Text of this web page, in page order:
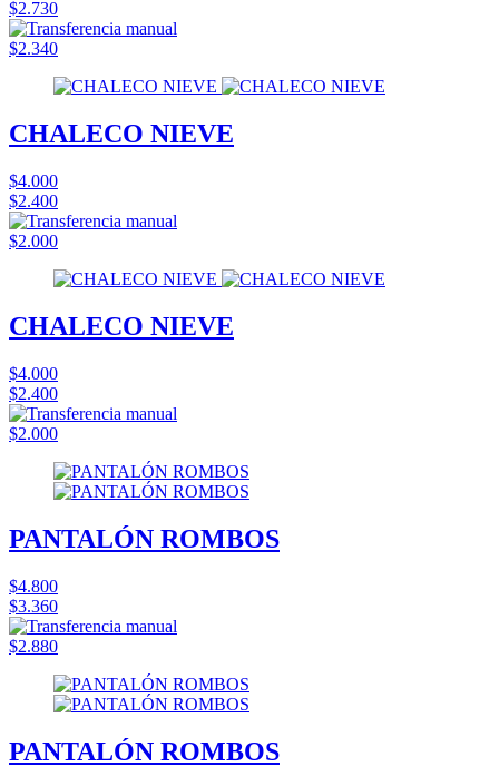
$2.730
$2.340
CHALECO NIEVE
$4.000
$2.400
$2.000
CHALECO NIEVE
$4.000
$2.400
$2.000
PANTALÓN ROMBOS
$4.800
$3.360
$2.880
PANTALÓN ROMBOS